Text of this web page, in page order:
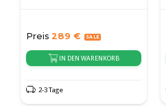
Preis 289 €
IN DEN WARENKORB
2-3 Tage